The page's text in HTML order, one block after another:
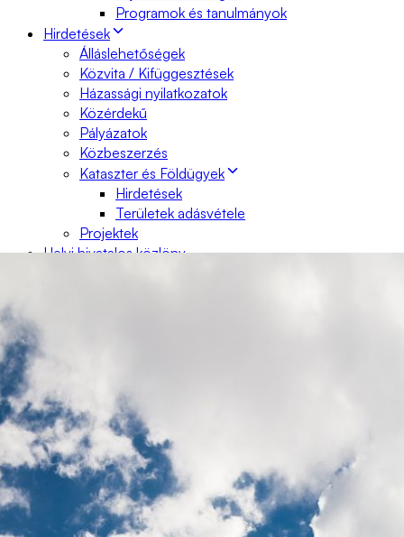
Programok és tanulmányok
Hirdetések
Álláslehetőségek
Közvita / Kifüggesztések
Házassági nyilatkozatok
Közérdekű
Pályázatok
Közbeszerzés
Kataszter és Földügyek
Hirdetések
Területek adásvétele
Projektek
Helyi hivatalos közlöny